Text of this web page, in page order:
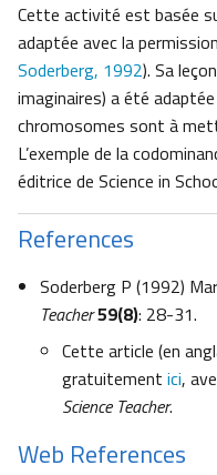
Cette activité est basée
adaptée avec la
Soderberg, 1992). Sa
imaginaires) a été
chromosomes sont à
L’exemple de la
éditrice de Science in
References
Soderberg P (1992)
Teacher59(8): 28-31.
Cette article (en
gratuitement ici,
Science Teacher.
Web References